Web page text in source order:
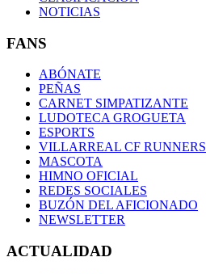
NOTICIAS
FANS
ABÓNATE
PEÑAS
CARNET SIMPATIZANTE
LUDOTECA GROGUETA
ESPORTS
VILLARREAL CF RUNNERS
MASCOTA
HIMNO OFICIAL
REDES SOCIALES
BUZÓN DEL AFICIONADO
NEWSLETTER
ACTUALIDAD